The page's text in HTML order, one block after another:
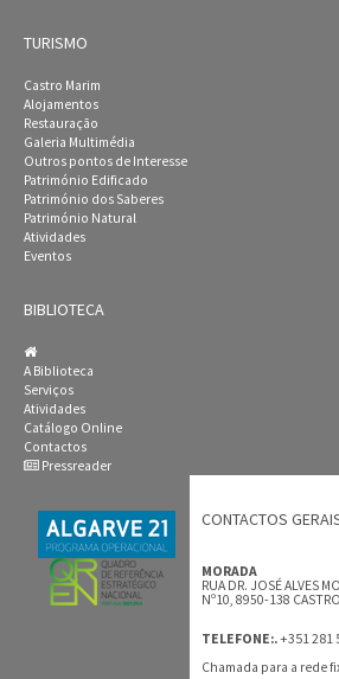
TURISMO
Castro Marim
Alojamentos
Restauração
Galeria Multimédia
Outros pontos de Interesse
Património Edificado
Património dos Saberes
Património Natural
Atividades
Eventos
BIBLIOTECA
A Biblioteca
Serviços
Atividades
Catálogo Online
Contactos
Pressreader
CONTACTOS
MORADA
RUA DR. JOSÉ ALVES
Nº10, 8950-138
TELEFONE:.+351 281
Chamada para a rede